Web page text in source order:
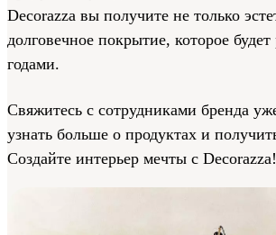
Decorazza вы получите не только
долговечное покрытие, которое будет
годами.
Свяжитесь с сотрудниками бренда
узнать больше о продуктах и
Создайте интерьер мечты с Decorazza!